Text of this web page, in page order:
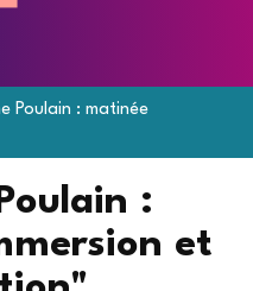
Poulain : matinée
:
et